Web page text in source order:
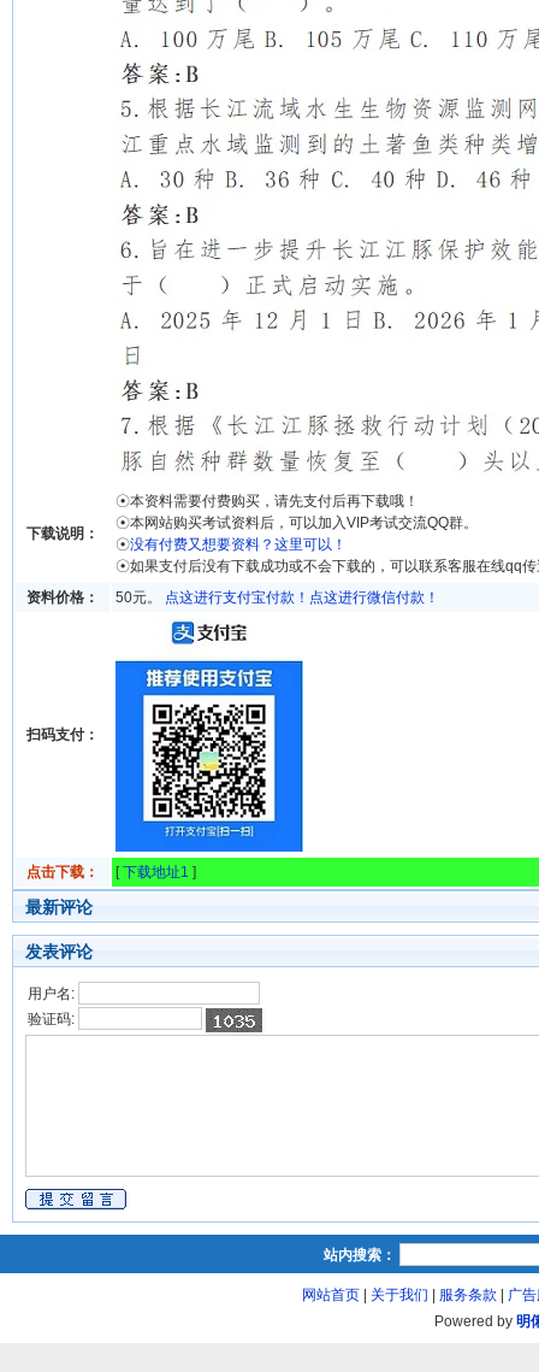
下载说明：
☉本资料需要付费购买，请先支付后再下载哦！
☉本网站购买考试资料后，可以加入VIP考试交流QQ群。
☉没有付费又想要资料？这里可以！
☉如果支付后没有下载成功或不会下载的，可以联系客服在线qq
资料价格：
50元。 点这进行支付宝付款！ 点这进行微信付款！
扫码支付：
点击下载： [下载地址1 ]
最新评论
发表评论
用户名:
验证码:
站内搜索：
网站首页| 关于我们 服务条款
广
Powered by 明